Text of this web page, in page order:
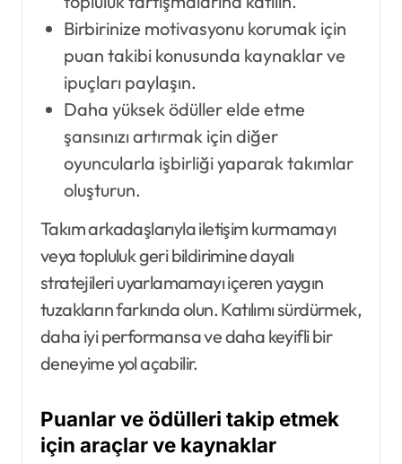
Birbirinize motivasyonu korumak için
puan takibi konusunda kaynaklar ve
ipuçları paylaşın.
Daha yüksek ödüller elde etme
şansınızı artırmak için diğer
oyuncularla işbirliği yaparak takımlar
oluşturun.
Takım arkadaşlarıyla iletişim kurmamayı
veya topluluk geri bildirimine dayalı
stratejileri uyarlamamayı içeren yaygın
tuzakların farkında olun. Katılımı sürdürmek,
daha iyi performansa ve daha keyifli bir
deneyime yol açabilir.
Puanlar ve ödülleri takip etmek
için araçlar ve kaynaklar